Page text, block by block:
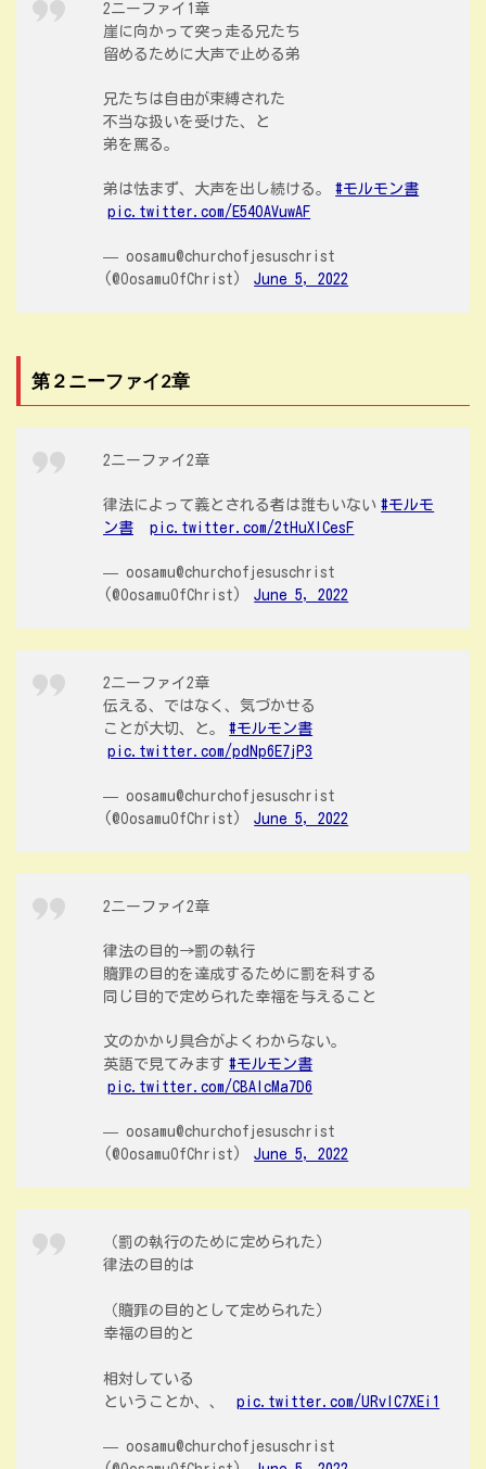
2ニーファイ1章
崖に向かって突っ走る兄たち
留めるために大声で止める弟
兄たちは自由が束縛された
不当な扱いを受けた、と
弟を罵る。
弟は怯まず、大声を出し続ける。
#モルモン書
pic.twitter.com/E54OAVuwAF
— oosamu@churchofjesuschrist
(@OosamuOfChrist)
June 5, 2022
第２ニーファイ2章
2ニーファイ2章
律法によって義とされる者は誰もいない #モルモ
ン書
pic.twitter.com/2tHuXlCesF
— oosamu@churchofjesuschrist
(@OosamuOfChrist)
June 5, 2022
2ニーファイ2章
伝える、ではなく、気づかせる
ことが大切、と。
#モルモン書
pic.twitter.com/pdNp6E7jP3
— oosamu@churchofjesuschrist
(@OosamuOfChrist)
June 5, 2022
2ニーファイ2章
律法の目的→罰の執行
贖罪の目的を達成するために罰を科する
同じ目的で定められた幸福を与えること
文のかかり具合がよくわからない。
英語で見てみます #モルモン書
pic.twitter.com/CBAIcMa7D6
— oosamu@churchofjesuschrist
(@OosamuOfChrist)
June 5, 2022
（罰の執行のために定められた）
律法の目的は
（贖罪の目的として定められた）
幸福の目的と
相対している
ということか、、
pic.twitter.com/URvIC7XEi1
— oosamu@churchofjesuschrist